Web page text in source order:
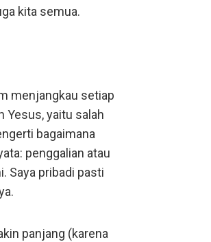
kita semua.
menjangkau setiap
Yesus, yaitu salah
bagaimana
penggalian atau
Saya pribadi pasti
panjang (karena